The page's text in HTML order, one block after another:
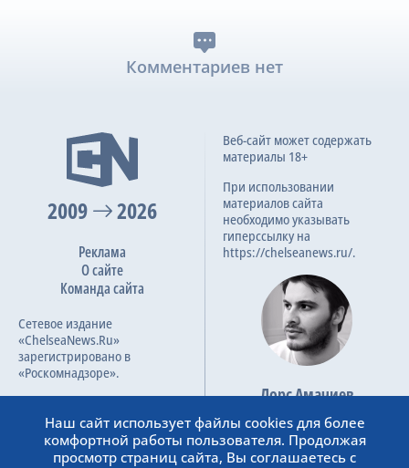
Комментариев нет
2009 2026
Реклама
О сайте
Команда сайта
Сетевое издание
«ChelseaNews.Ru»
зарегистрировано в
«Роскомнадзоре».
ФС 77 – 87138.
Веб-сайт может содержать
материалы 18+
При использовании
материалов сайта
необходимо указывать
гиперссылку на
https://chelseanews.ru/.
Лорс Амачиев
Основатель сайта
admin@chelseanews.ru
https://www.linkedin.com/
Наш сайт использует файлы cookies для более
комфортной работы пользователя. Продолжая
просмотр страниц сайта, Вы соглашаетесь с